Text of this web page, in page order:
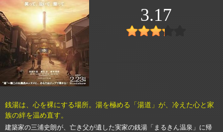
3.17
銭湯は、心を裸にする場所。湯を極める「湯道」が、冷えた心と家
族の絆を温め直す。
建築家の三浦史朗が、亡き父が遺した実家の銭湯「まるきん温泉」に帰